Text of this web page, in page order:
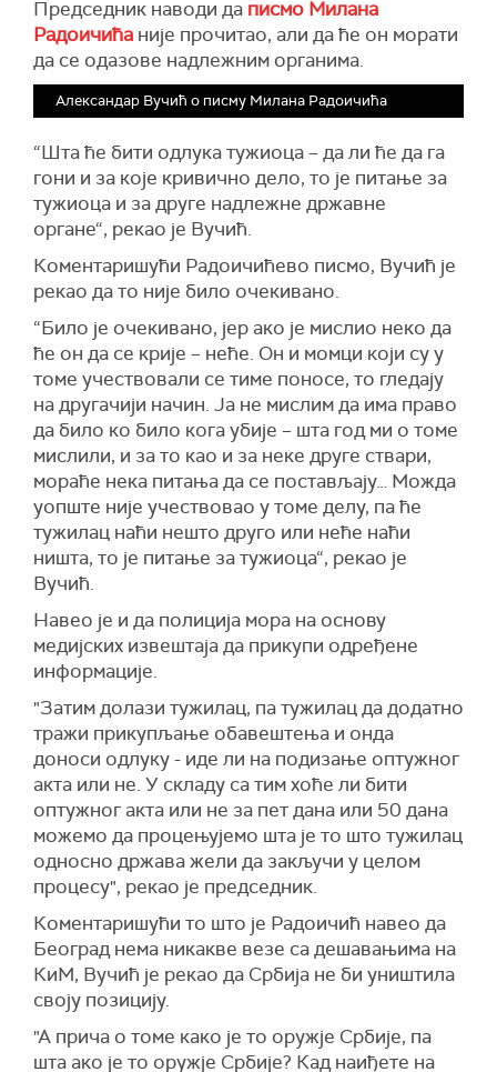
Председник наводи да писмо Милана
Радоичића није прочитао, али да ће он морати
да се одазове надлежним органима.
Александар Вучић о писму Милана Радоичића
“Шта ће бити одлука тужиоца – да ли ће да га
гони и за које кривично дело, то је питање за
тужиоца и за друге надлежне државне
органе“, рекао је Вучић.
Коментаришући Радоичићево писмо, Вучић је
рекао да то није било очекивано.
“Било је очекивано, јер ако је мислио неко да
ће он да се крије – неће. Он и момци који су у
томе учествовали се тиме поносе, то гледају
на другачији начин. Ја не мислим да има право
да било ко било кога убије – шта год ми о томе
мислили, и за то као и за неке друге ствари,
мораће нека питања да се постављају… Можда
уопште није учествовао у томе делу, па ће
тужилац наћи нешто друго или неће наћи
ништа, то је питање за тужиоца“, рекао је
Вучић.
Навео је и да полиција мора на основу
медијских извештаја да прикупи одређене
информације.
"Затим долази тужилац, па тужилац да додатно
тражи прикупљање обавештења и онда
доноси одлуку - иде ли на подизање оптужног
акта или не. У складу са тим хоће ли бити
оптужног акта или не за пет дана или 50 дана
можемо да процењујемо шта је то што тужилац
односно држава жели да закључи у целом
процесу", рекао је председник.
Коментаришући то што је Радоичић навео да
Београд нема никакве везе са дешавањима на
КиМ, Вучић је рекао да Србија не би уништила
своју позицију.
"А прича о томе како је то оружје Србије, па
шта ако је то оружје Србије? Кад наиђете на